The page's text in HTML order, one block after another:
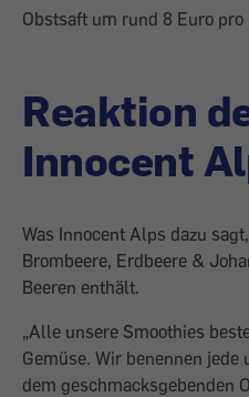
Obstsaft um rund 8 Euro pro
Reaktion
Innocent
Was Innocent Alps dazu
Brombeere, Erdbeere &
Beeren enthält.
„Alle unsere Smoothies
Gemüse. Wir benennen
dem geschmacksgebenden